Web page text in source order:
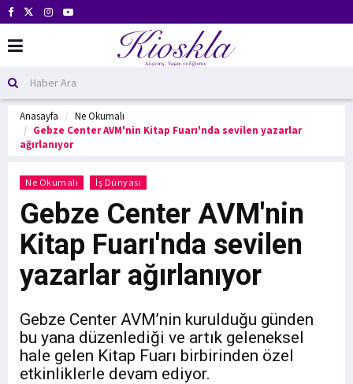
Anasayfa
Ne Okumalı
Gebze Center AVM'nin Kitap Fuarı'nda sevilen yazarlar
ağırlanıyor
Ne Okumalı İş Dünyası
Gebze Center AVM'nin
Kitap Fuarı'nda sevilen
yazarlar ağırlanıyor
Gebze Center AVM’nin kurulduğu günden
bu yana düzenlediği ve artık geleneksel
hale gelen Kitap Fuarı birbirinden özel
etkinliklerle devam ediyor.